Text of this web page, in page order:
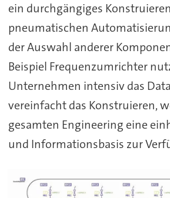
ein durchgängiges
pneumatischen
der Auswahl anderer
Beispiel Frequenzumrichter
Unternehmen intensiv das
vereinfacht das Konstruieren,
gesamten Engineering eine
und Informationsbasis zur